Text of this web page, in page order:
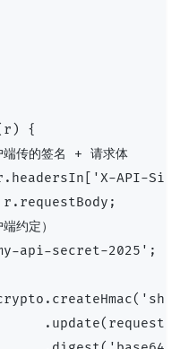
{
传的签名 + 请求体
API-
约定）
api-secret-2025';